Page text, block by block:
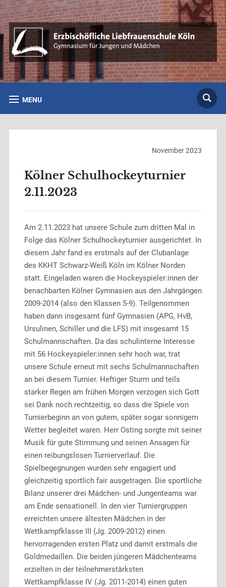
MENU
November 2023
Kölner Schulhockeyturnier
2.11.2023
Am 2.11.2023 hat unsere Schule zum dritten Mal in
Folge das Kölner Schulhockeyturnier ausgerichtet. In
diesem Jahr fand es erstmals auf der Clubanlage
des KKHT Schwarz-Weiß Köln im Kölner Norden
statt. Eingeladen waren die Hockeyspieler:innen der
benachbarten Kölner Gymnasien aus den Jahrgängen
2009-2014 (also den Klassen 5-9). Teilgenommen
haben dann insgesamt fünf Gymnasien (APG, HvB,
Ursulinen, Schiller und die LFS) mit insgesamt 15
Schulmannschaften. Da das schulinterne Interesse
mit 56 Hockeyspieler:innen sehr hoch war, trat
unsere Schule erneut mit sechs Schulmannschaften
an bei diesem Turnier. Heftiger Sturm und teils
starker Regen am frühen Morgen verzogen sich Gott
sei Dank noch rechtzeitig, so dass die Spiele von
Turnierbeginn an von gutem, später sogar sonnigem
Wetter begleitet waren. Herr Osting sorgte mit seiner
Musik für gute Stimmung und seinen Ansagen für
einen reibungslosen Turnierverlauf. Die
Spielbegegnungen wurden sehr engagiert und
gleichzeitig sportlich fair ausgetragen. Die sportliche
Bilanz unserer drei Mädchen- und Jungenteams war
am Ende sensationell. In den vier Turniergruppen
erreichten unsere ältesten Mädchen in der
Wettkampfklasse III (Jg. 2009-2012) einen
hervorragenden ersten Platz und damit erstmals die
Goldmedaillen. Die beiden jüngeren Mädchenteams
erzielten in der teilnehmerstärksten
Wettkampfklasse IV (Jg. 2011-2014) einen guten